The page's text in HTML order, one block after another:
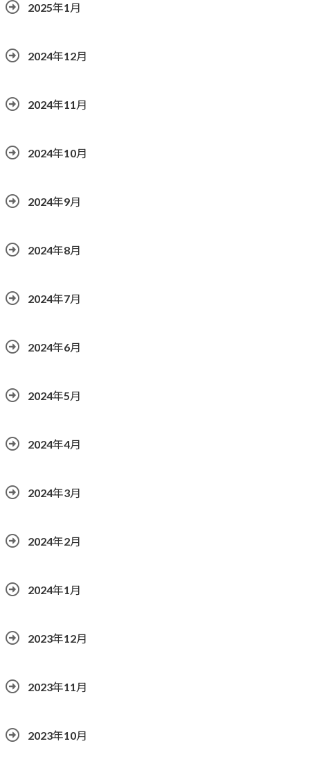
2025年1月
2024年12月
2024年11月
2024年10月
2024年9月
2024年8月
2024年7月
2024年6月
2024年5月
2024年4月
2024年3月
2024年2月
2024年1月
2023年12月
2023年11月
2023年10月